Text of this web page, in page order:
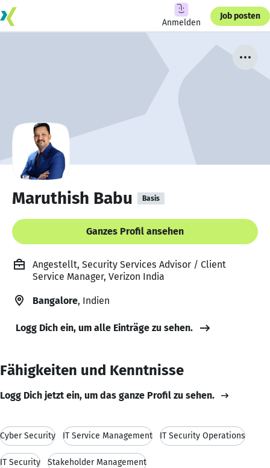
Anmelden
Job posten
Maruthish Babu Basis
Ganzes Profil ansehen
Angestellt, Security Services Advisor / Client
Service Manager, Verizon India
Bangalore, Indien
Logg Dich ein, um alle Einträge zu sehen.
Fähigkeiten und Kenntnisse
Logg Dich jetzt ein, um das ganze Profil zu sehen.
Cyber Security IT Service Management IT Security Operations
IT Security Stakeholder Management